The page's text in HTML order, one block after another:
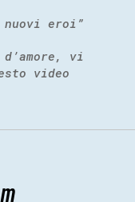
eroi”
vi
video